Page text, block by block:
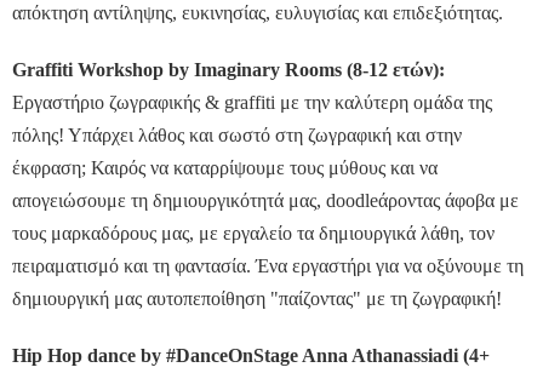
απόκτηση αντίληψης, ευκινησίας, ευλυγισίας και επιδεξιότητας.
Graffiti Workshop by Imaginary Rooms (8-12 ετών):
Εργαστήριο ζωγραφικής & graffiti με την καλύτερη ομάδα της
πόλης! Υπάρχει λάθος και σωστό στη ζωγραφική και στην
έκφραση; Καιρός να καταρρίψουμε τους μύθους και να
απογειώσουμε τη δημιουργικότητά μας, doodleάροντας άφοβα με
τους μαρκαδόρους μας, με εργαλείο τα δημιουργικά λάθη, τον
πειραματισμό και τη φαντασία. Ένα εργαστήρι για να οξύνουμε τη
δημιουργική μας αυτοπεποίθηση "παίζοντας" με τη ζωγραφική!
Hip Hop dance by #DanceOnStage Anna Athanassiadi (4+